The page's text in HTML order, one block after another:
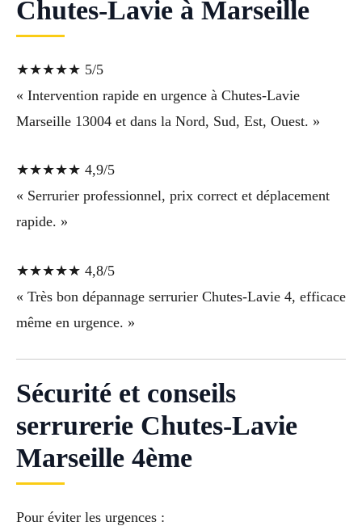
Chutes-Lavie à Marseille
★★★★★ 5/5
« Intervention rapide en urgence à Chutes-Lavie
Marseille 13004 et dans la Nord, Sud, Est, Ouest. »
★★★★★ 4,9/5
« Serrurier professionnel, prix correct et déplacement
rapide. »
★★★★★ 4,8/5
« Très bon dépannage serrurier Chutes-Lavie 4, efficace
même en urgence. »
Sécurité et conseils
serrurerie Chutes-Lavie
Marseille 4ème
Pour éviter les urgences :